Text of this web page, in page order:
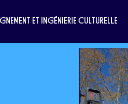
ET INGÉNIERIE CULTURELLE